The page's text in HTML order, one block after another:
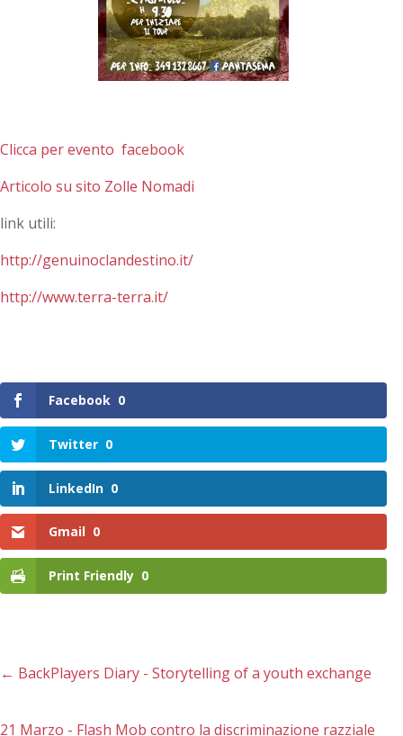
Clicca per evento facebook
Articolo su sito Zolle Nomadi
link utili:
http://genuinoclandestino.it/
http://www.terra-terra.it/
Facebook 0
Twitter 0
LinkedIn 0
Gmail 0
Print Friendly 0
← BackPlayers Diary - Storytelling of a youth exchange
21 Marzo - Flash Mob contro la discriminazione razziale